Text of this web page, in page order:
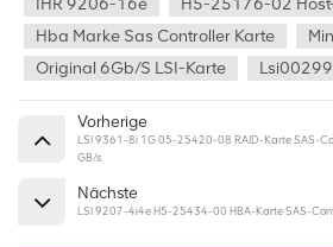
Hba Marke Sas Controller Karte
Original 6Gb/s LSI-Karte
Lsi00299
Vorherige
LSI 9361-8i 1G 05-25420-08 RAID-Karte SAS-
GB/s
Nächste
LSI 9207-4i4e H5-25434-00 HBA-Karte SAS-